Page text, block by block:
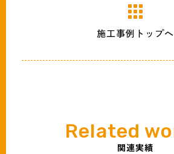
施工事例トップへ
関連実績